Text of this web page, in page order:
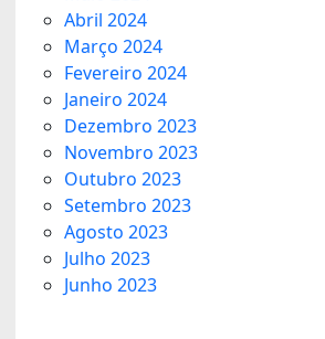
Abril 2024
Março 2024
Fevereiro 2024
Janeiro 2024
Dezembro 2023
Novembro 2023
Outubro 2023
Setembro 2023
Agosto 2023
Julho 2023
Junho 2023